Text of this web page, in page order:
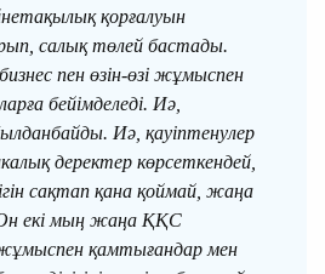
қорғалуын
салық төлей бастады.
пен өзін-өзі жұмыспен
бейімделеді. Иә,
Иә, қауіптенулер
деректер көрсеткендей,
сақтап қана қоймай, жаңа
екі мың жаңа ҚҚС
жұмыспен қамтығандар мен